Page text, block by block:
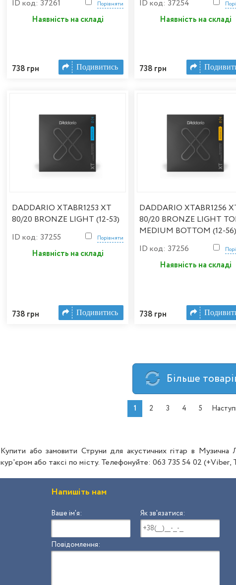
Порівняти
ID код: 37261
Наявність на складі
738 грн Подивитись
ID код: 37254
Наявність на складі
738 грн
DADDARIO XTABR1253 XT
80/20 BRONZE LIGHT (12-53)
Порівняти
ID код: 37255
Наявність на складі
738 грн Подивитись
DADDARIO XTABR1256
80/20 BRONZE LIGHT
MEDIUM BOTTOM (12-56)
ID код: 37256
Наявність на складі
738 грн
Бiльше
1 2 3 4 5
Купити або замовити Струни для акустичних гітар в Музична
кур'єром або таксі по місту. Телефонуйте: 063 735 54 02 (+Viber,
Напишіть нам
Ваше ім'я: Як зв'язатися:
Повідомлення: